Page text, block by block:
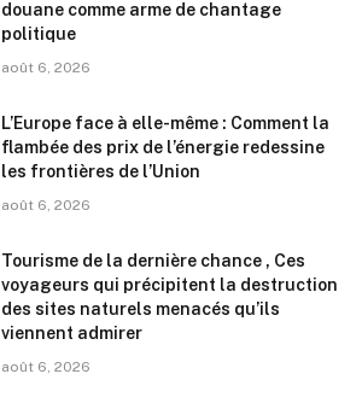
douane comme arme de chantage
politique
août 6, 2026
L’Europe face à elle-même : Comment la
flambée des prix de l’énergie redessine
les frontières de l’Union
août 6, 2026
Tourisme de la dernière chance , Ces
voyageurs qui précipitent la destruction
des sites naturels menacés qu’ils
viennent admirer
août 6, 2026